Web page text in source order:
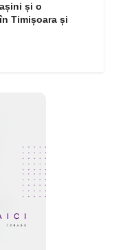
și o
Timișoara și